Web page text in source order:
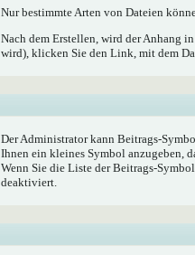
Nur bestimmte Arten von Dateien
Nach dem Erstellen, wird der Anhang
wird), klicken Sie den Link, mit dem
Der Administrator kann Beitrags-
Ihnen ein kleines Symbol anzugeben,
Wenn Sie die Liste der Beitrags-
deaktiviert.